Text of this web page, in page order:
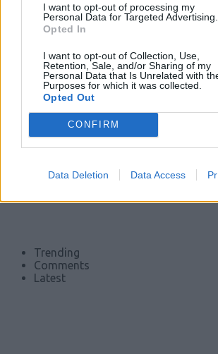
I want to opt-out of processing my
Personal Data for Targeted Advertising.
Opted In
I want to opt-out of Collection, Use,
Retention, Sale, and/or Sharing of my
Personal Data that Is Unrelated with
Purposes for which it was collected.
Opted Out
CONFIRM
Data Deletion Data Access
Trending
Comments
Latest